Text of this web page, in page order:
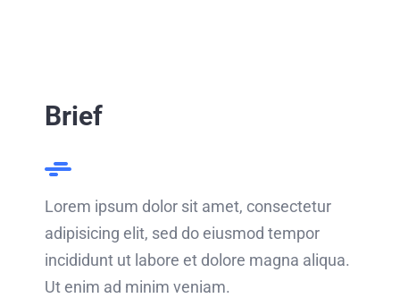
Brief
Lorem ipsum dolor sit amet, consectetur
adipisicing elit, sed do eiusmod tempor
incididunt ut labore et dolore magna aliqua.
Ut enim ad minim veniam.